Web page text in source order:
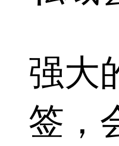
强大
签，